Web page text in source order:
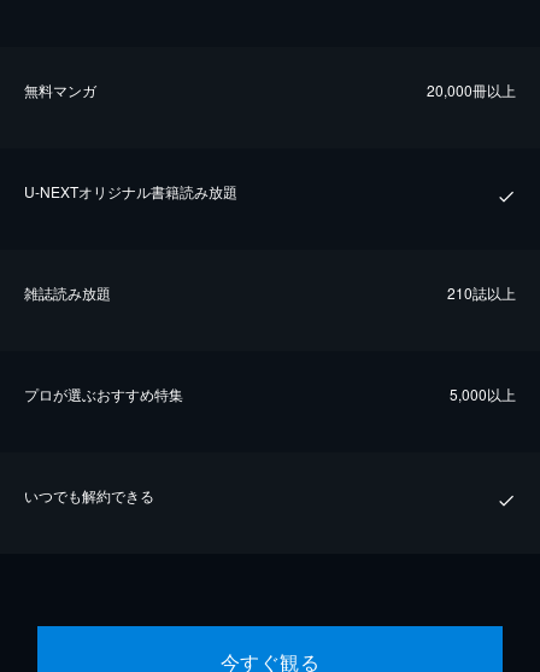
無料マンガ 20,000冊以上
U-NEXTオリジナル書籍読み放題
雑誌読み放題 210誌以上
プロが選ぶおすすめ特集 5,000以上
いつでも解約できる
今すぐ観る